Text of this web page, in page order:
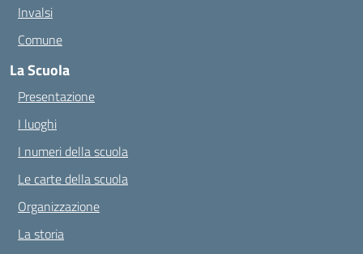
Invalsi
Comune
La Scuola
Presentazione
I luoghi
I numeri della scuola
Le carte della scuola
Organizzazione
La storia